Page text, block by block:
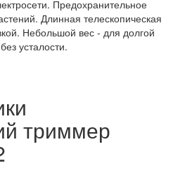
Предохранительное
Длинная телескопическая
Небольшой вес - для долгой
усталости.
триммер